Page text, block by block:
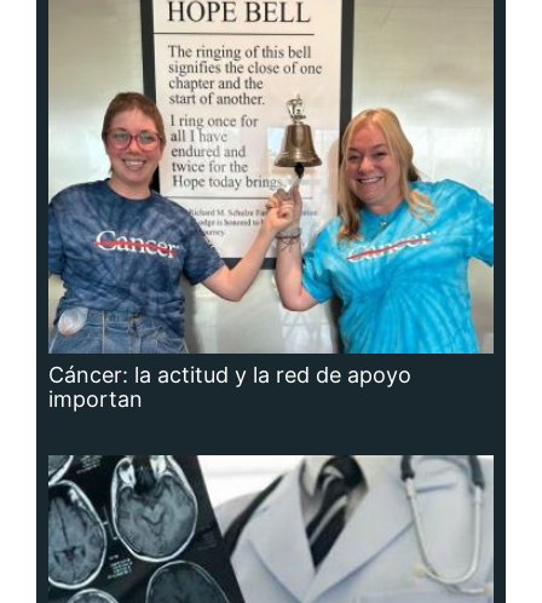
Cáncer: la actitud y la red de apoyo
importan